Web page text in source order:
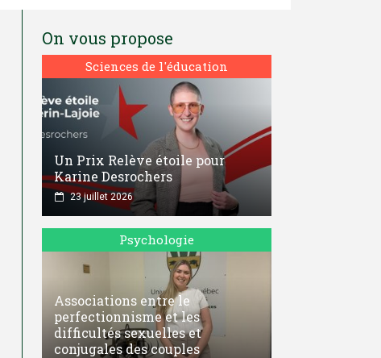
On vous propose
Sciences de l'éducation
Un Prix Relève étoile pour
Karine Desrochers
23 juillet 2026
Psychologie
Associations entre le
perfectionnisme et les
difficultés sexuelles et
conjugales des couples